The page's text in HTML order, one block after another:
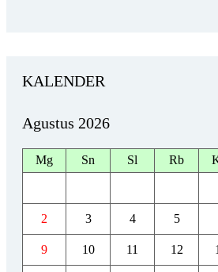
KALENDER
Agustus 2026
Mg Sn Sl Rb
2 3 4 5
9 10 11 12